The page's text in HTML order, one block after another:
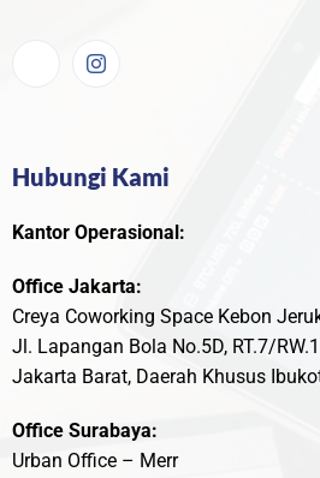
Hubungi Kami
Kantor Operasional:
Office Jakarta:
Creya Coworking Space Kebon
Jl. Lapangan Bola No.5D, RT.7/
Jakarta Barat, Daerah Khusus
Office Surabaya:
Urban Office – Merr